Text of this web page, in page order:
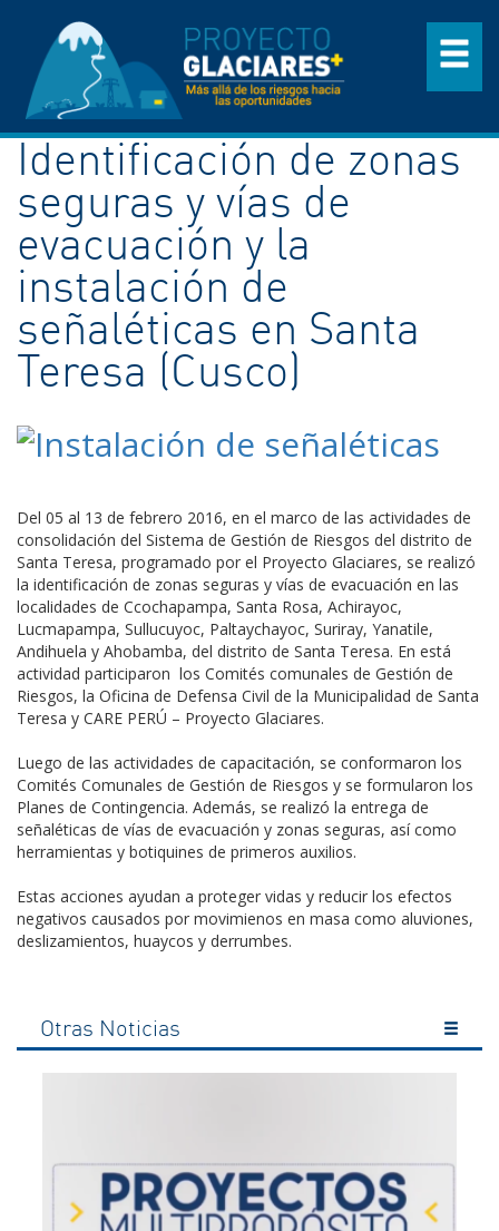
Identificación de zonas
seguras y vías de
evacuación y la
instalación de
señaléticas en Santa
Teresa (Cusco)
Del 05 al 13 de febrero 2016, en el marco de las actividades de
consolidación del Sistema de Gestión de Riesgos del distrito de
Santa Teresa, programado por el Proyecto Glaciares, se realizó
la identificación de zonas seguras y vías de evacuación en las
localidades de Ccochapampa, Santa Rosa, Achirayoc,
Lucmapampa, Sullucuyoc, Paltaychayoc, Suriray, Yanatile,
Andihuela y Ahobamba, del distrito de Santa Teresa. En está
actividad participaron los Comités comunales de Gestión de
Riesgos, la Oficina de Defensa Civil de la Municipalidad de Santa
Teresa y CARE PERÚ – Proyecto Glaciares.
Luego de las actividades de capacitación, se conformaron los
Comités Comunales de Gestión de Riesgos y se formularon los
Planes de Contingencia. Además, se realizó la entrega de
señaléticas de vías de evacuación y zonas seguras, así como
herramientas y botiquines de primeros auxilios.
Estas acciones ayudan a proteger vidas y reducir los efectos
negativos causados por movimienos en masa como aluviones,
deslizamientos, huaycos y derrumbes.
Otras Noticias